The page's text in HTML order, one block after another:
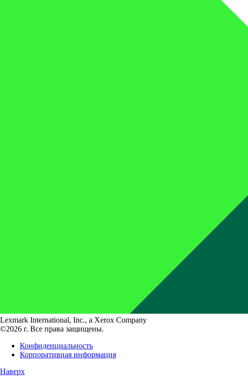
Lexmark International, Inc., a Xerox Company
©2026 г. Все права защищены.
Конфиденциальность
Корпоративная информация
Наверх